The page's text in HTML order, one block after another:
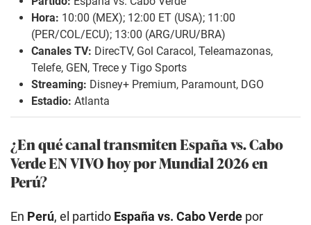
Hora: 10:00 (MEX); 12:00 ET (USA); 11:00
(PER/COL/ECU); 13:00 (ARG/URU/BRA)
Canales TV: DirecTV, Gol Caracol, Teleamazonas,
Telefe, GEN, Trece y Tigo Sports
Streaming: Disney+ Premium, Paramount, DGO
Estadio: Atlanta
¿En qué canal transmiten España vs. Cabo
Verde EN VIVO hoy por Mundial 2026 en
Perú?
En Perú, el partido España vs. Cabo Verde por